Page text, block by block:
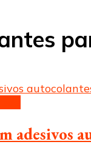
adesivos